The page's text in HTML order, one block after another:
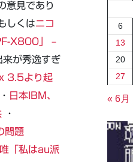
意見であり
しくはニコ
X800」 –
来が秀逸すぎ
3.5より起
・ 日本IBM、
・
問題
唯「私はau派
6
13
20
27
« 6月